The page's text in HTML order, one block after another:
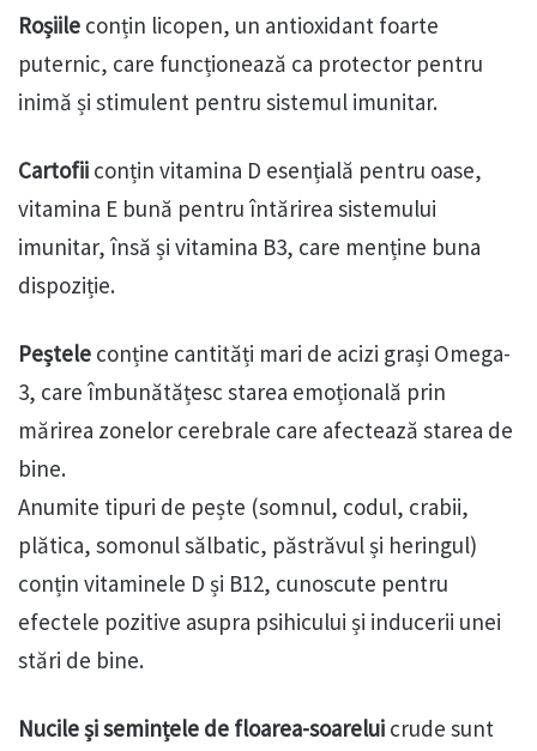
Roșiile conțin licopen, un antioxidant foarte
puternic, care funcționează ca protector pentru
inimă și stimulent pentru sistemul imunitar.
Cartofii conțin vitamina D esențială pentru oase,
vitamina E bună pentru întărirea sistemului
imunitar, însă și vitamina B3, care menține buna
dispoziție.
Peștele conține cantități mari de acizi grași Omega-
3, care îmbunătățesc starea emoțională prin
mărirea zonelor cerebrale care afectează starea de
bine.
Anumite tipuri de pește (somnul, codul, crabii,
plătica, somonul sălbatic, păstrăvul și heringul)
conțin vitaminele D și B12, cunoscute pentru
efectele pozitive asupra psihicului și inducerii unei
stări de bine.
Nucile și semințele de floarea-soarelui crude sunt